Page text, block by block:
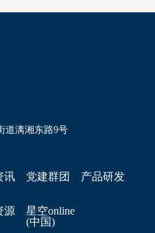
道漓湘东路9号
讯 党建群团 产品研发
源
星空online
(中国)